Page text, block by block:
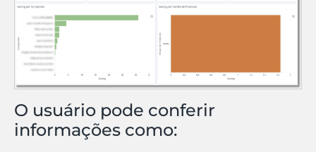
O usuário pode conferir
informações como: